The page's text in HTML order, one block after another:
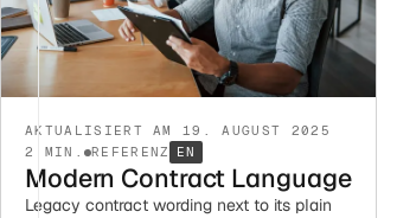
AKTUALISIERT AM 19. AUGUST 2025
2 MIN.
REFERENZ EN
Modern Contract Language
Legacy contract wording next to its plain